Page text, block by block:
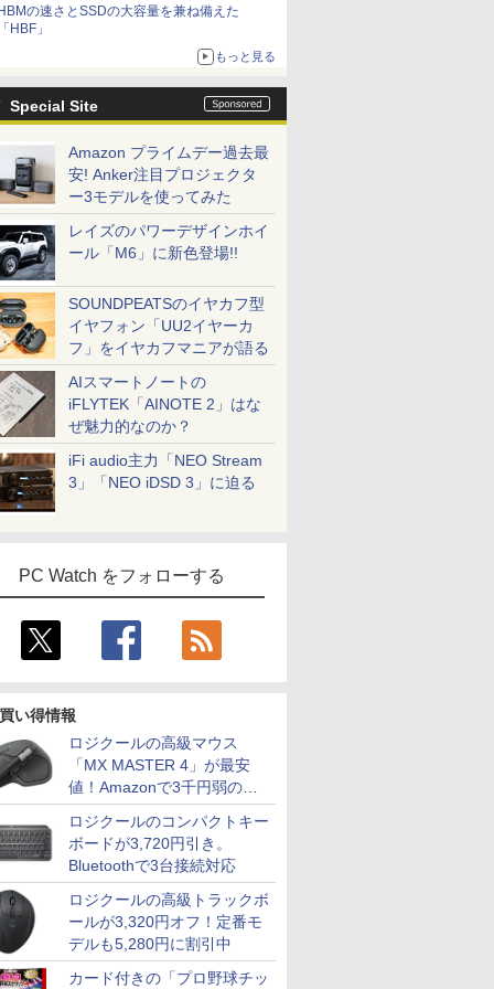
の速さとSSDの大容量を兼ね備えた
HBF」
もっと見る
Special Site
Amazon プライムデー過去最
安! Anker注目プロジェクタ
ー3モデルを使ってみた
レイズのパワーデザインホイ
ール「M6」に新色登場!!
SOUNDPEATSのイヤカフ型
イヤフォン「UU2イヤーカ
フ」をイヤカフマニアが語る
AIスマートノートの
iFLYTEK「AINOTE 2」はな
ぜ魅力的なのか？
iFi audio主力「NEO Stream
3」「NEO iDSD 3」に迫る
PC Watch をフォローする
い得情報
ロジクールの高級マウス
「MX MASTER 4」が最安
値！Amazonで3千円弱の割
引
ロジクールのコンパクトキー
ボードが3,720円引き。
Bluetoothで3台接続対応
ロジクールの高級トラックボ
ールが3,320円オフ！定番モ
デルも5,280円に割引中
カード付きの「プロ野球チッ